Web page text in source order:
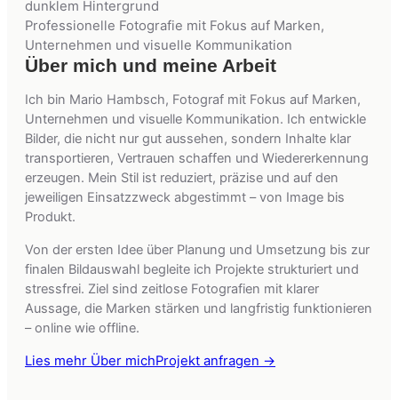
Professionelle Fotografie mit Fokus auf Marken,
Unternehmen und visuelle Kommunikation
Über mich und meine Arbeit
Ich bin Mario Hambsch, Fotograf mit Fokus auf Marken,
Unternehmen und visuelle Kommunikation. Ich entwickle
Bilder, die nicht nur gut aussehen, sondern Inhalte klar
transportieren, Vertrauen schaffen und Wiedererkennung
erzeugen. Mein Stil ist reduziert, präzise und auf den
jeweiligen Einsatzzweck abgestimmt – von Image bis
Produkt.
Von der ersten Idee über Planung und Umsetzung bis zur
finalen Bildauswahl begleite ich Projekte strukturiert und
stressfrei. Ziel sind zeitlose Fotografien mit klarer
Aussage, die Marken stärken und langfristig funktionieren
– online wie offline.
Lies mehr Über michProjekt anfragen →